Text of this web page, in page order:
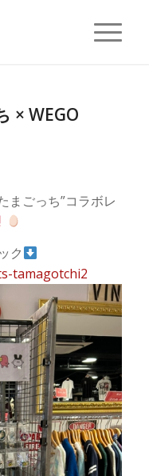
× WEGO
まごっち”コラボレ
ク
tamagotchi2